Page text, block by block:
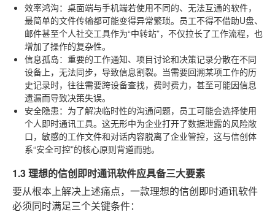
效率鸿沟：桌面端与手机端若使用不同的、无法互通的软件，
最简单的文件传输都可能变得异常繁琐。员工不得不借助U盘、
邮件甚至个人社交工具作为“中转站”，不仅拉长了工作流程，也
增加了操作的复杂性。
信息孤岛：重要的工作通知、项目讨论和决策记录分散在不同
设备上，无法同步，导致信息割裂。当需要回溯某项工作的历
史记录时，往往需要跨设备查找，费时费力，甚至可能因信息
遗漏而导致决策失误。
安全隐患：为了解决临时性的沟通问题，员工可能会选择使用
个人即时通讯工具。这无形中为企业打开了数据泄露的风险敞
口，敏感的工作文件和对话内容脱离了企业管控，这与信创体
系“安全可控”的核心原则背道而驰。
1.3 理想的信创即时通讯软件应具备三大要素
要从根本上解决上述痛点，一款理想的信创即时通讯软件
必须同时满足三个关键条件：